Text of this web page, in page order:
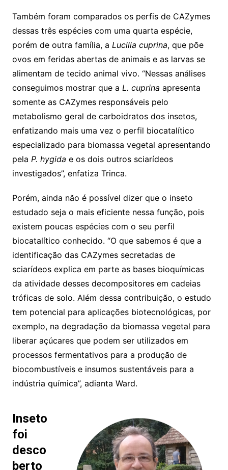
Também foram comparados os perfis de CAZymes
dessas três espécies com uma quarta espécie,
porém de outra família, a Lucilia cuprina, que põe
ovos em feridas abertas de animais e as larvas se
alimentam de tecido animal vivo. “Nessas análises
conseguimos mostrar que a L. cuprina apresenta
somente as CAZymes responsáveis pelo
metabolismo geral de carboidratos dos insetos,
enfatizando mais uma vez o perfil biocatalítico
especializado para biomassa vegetal apresentando
pela P. hygida e os dois outros sciarídeos
investigados”, enfatiza Trinca.
Porém, ainda não é possível dizer que o inseto
estudado seja o mais eficiente nessa função, pois
existem poucas espécies com o seu perfil
biocatalítico conhecido. “O que sabemos é que a
identificação das CAZymes secretadas de
sciarídeos explica em parte as bases bioquímicas
da atividade desses decompositores em cadeias
tróficas de solo. Além dessa contribuição, o estudo
tem potencial para aplicações biotecnológicas, por
exemplo, na degradação da biomassa vegetal para
liberar açúcares que podem ser utilizados em
processos fermentativos para a produção de
biocombustíveis e insumos sustentáveis para a
indústria química”, adianta Ward.
Inseto
foi
desco
berto